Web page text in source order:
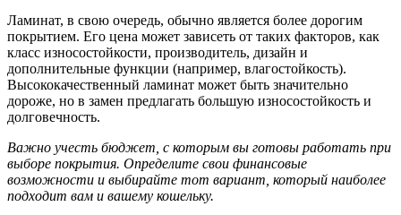
Ламинат, в свою очередь, обычно является более дорогим
покрытием. Его цена может зависеть от таких факторов, как
класс износостойкости, производитель, дизайн и
дополнительные функции (например, влагостойкость).
Высококачественный ламинат может быть значительно
дороже, но в замен предлагать большую износостойкость и
долговечность.
Важно учесть бюджет, с которым вы готовы работать при
выборе покрытия. Определите свои финансовые
возможности и выбирайте тот вариант, который наиболее
подходит вам и вашему кошельку.